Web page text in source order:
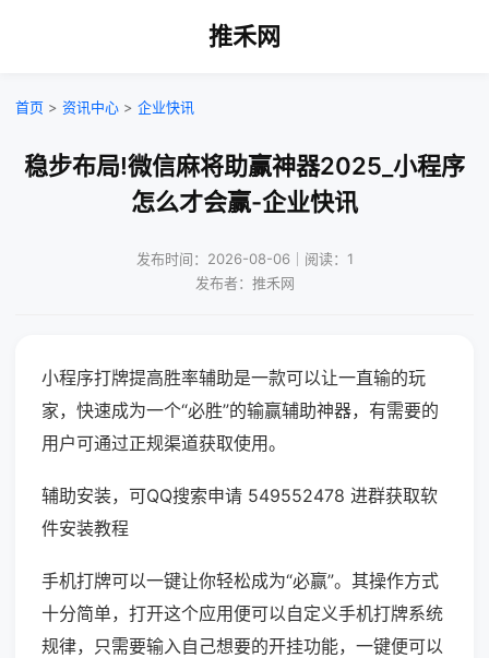
推禾网
首页 > 资讯中心 > 企业快讯
稳步布局!微信麻将助赢神器2025_小程序
怎么才会赢-企业快讯
发布时间：2026-08-06｜阅读：1
发布者：推禾网
小程序打牌提高胜率辅助是一款可以让一直输的玩
家，快速成为一个“必胜”的输赢辅助神器，有需要的
用户可通过正规渠道获取使用。
辅助安装，可QQ搜索申请 549552478 进群获取软
件安装教程
手机打牌可以一键让你轻松成为“必赢”。其操作方式
十分简单，打开这个应用便可以自定义手机打牌系统
规律，只需要输入自己想要的开挂功能，一键便可以